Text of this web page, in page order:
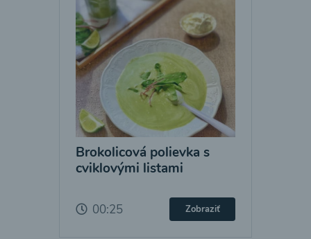
Brokolicová polievka s
cviklovými listami
00:25 Zobraziť